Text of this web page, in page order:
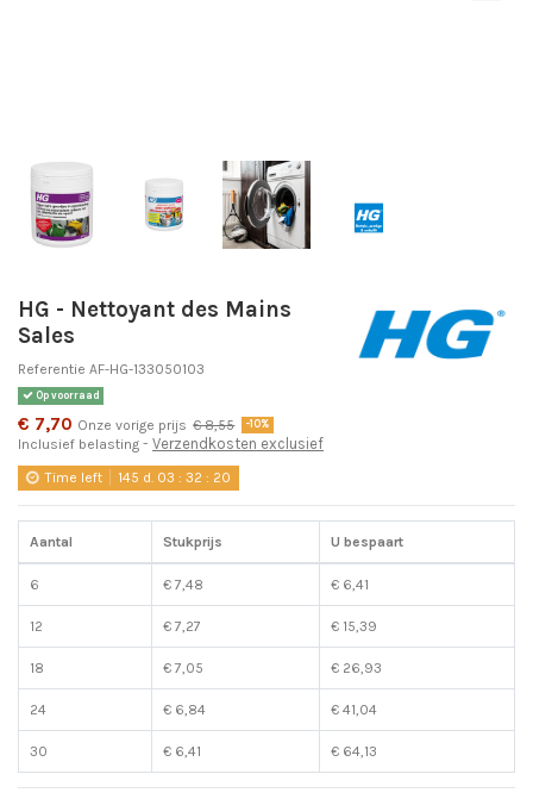
HG - Nettoyant des Mains
Sales
Referentie AF-HG-133050103
Op voorraad
€ 7,70 Onze vorige prijs € 8,55 -10%
Inclusief belasting Verzendkosten exclusief
Time left 145 d. 03 :32 : 19
Aantal Stukprijs U bespaart
6 € 7,48 € 6,41
12 € 7,27 € 15,39
18 € 7,05 € 26,93
24 € 6,84 € 41,04
30 € 6,41 € 64,13